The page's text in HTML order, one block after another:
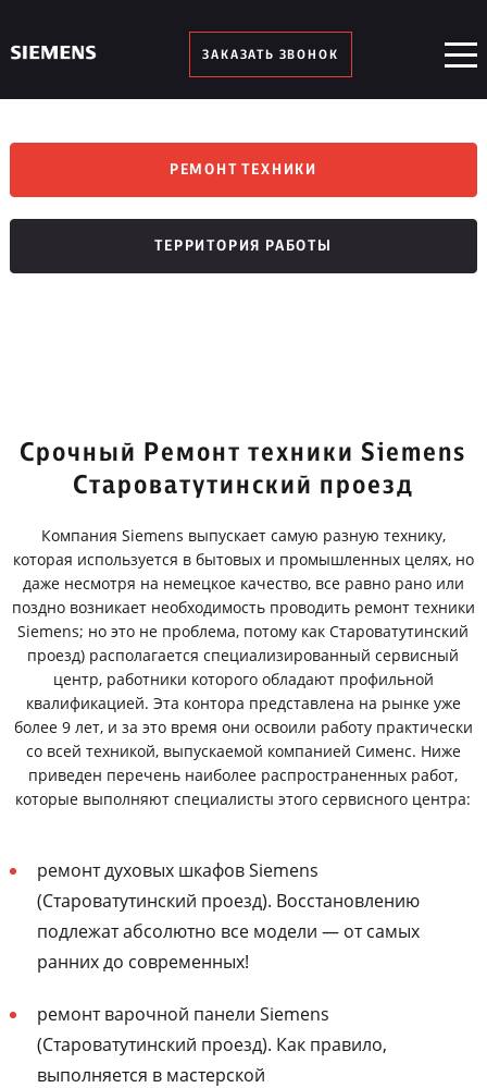
ЗАКАЗАТЬ ЗВОНОК
РЕМОНТ ТЕХНИКИ
ТЕРРИТОРИЯ РАБОТЫ
Срочный Ремонт техники Siemens
Староватутинский проезд
Компания Siemens выпускает самую разную технику,
которая используется в бытовых и промышленных целях, но
даже несмотря на немецкое качество, все равно рано или
поздно возникает необходимость проводить ремонт техники
Siemens; но это не проблема, потому как Староватутинский
проезд) располагается специализированный сервисный
центр, работники которого обладают профильной
квалификацией. Эта контора представлена на рынке уже
более 9 лет, и за это время они освоили работу практически
со всей техникой, выпускаемой компанией Сименс. Ниже
приведен перечень наиболее распространенных работ,
которые выполняют специалисты этого сервисного центра:
ремонт духовых шкафов Siemens
(Староватутинский проезд). Восстановлению
подлежат абсолютно все модели — от самых
ранних до современных!
ремонт варочной панели Siemens
(Староватутинский проезд). Как правило,
выполняется в мастерской